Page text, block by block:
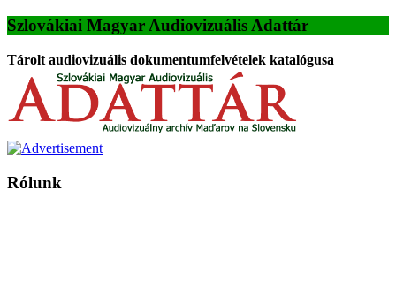
Szlovákiai Magyar Audiovizuális Adattár
Tárolt audiovizuális dokumentumfelvételek katalógusa
Rólunk